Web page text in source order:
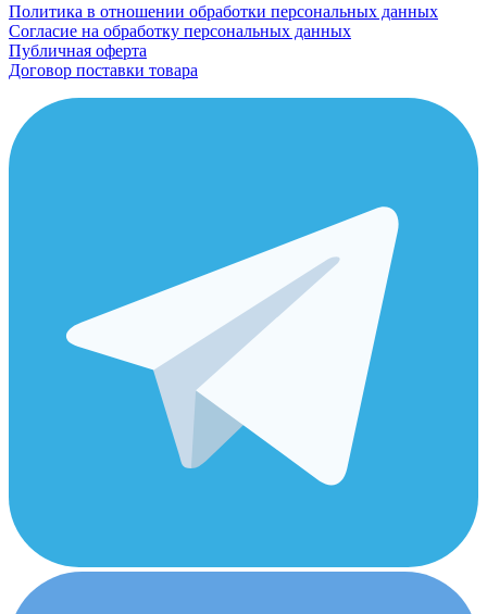
Политика в отношении обработки персональных данных
Согласие на обработку персональных данных
Публичная оферта
Договор поставки товара